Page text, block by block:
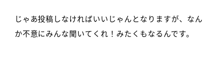
じゃあ投稿しなければいいじゃんとなりますが、なん
か不意にみんな聞いてくれ！みたくもなるんです。